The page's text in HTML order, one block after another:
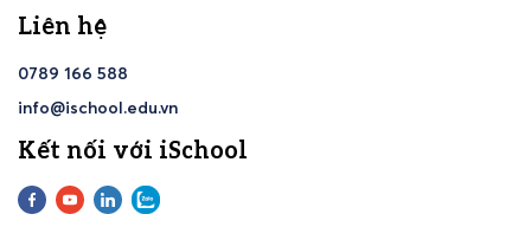
Liên hệ
0789 166 588
info@ischool.edu.vn
Kết nối với iSchool